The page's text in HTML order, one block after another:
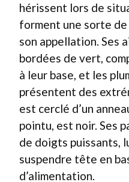
hérissent lors de
forment une sorte
son appellation. Ses
bordées de vert,
à leur base, et les
présentent des
est cerclé d’un
pointu, est noir. Ses
de doigts puissants,
suspendre tête en
d’alimentation.